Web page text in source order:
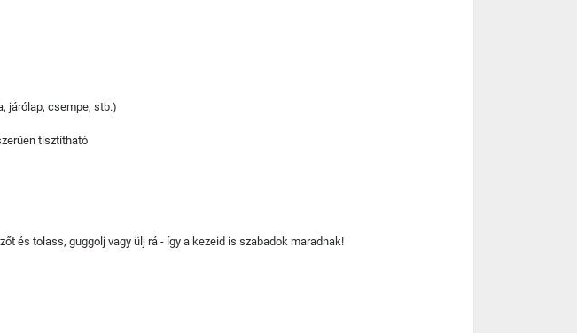
járólap, csempe, stb.)
tisztítható
és tolass, guggolj vagy ülj rá - így a kezeid is szabadok maradnak!